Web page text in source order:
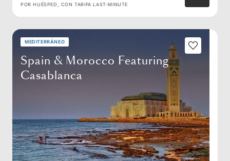
POR HUÉSPED, CON TARIFA LAST-MINUTE
MEDITERRÁNEO
Spain & Morocco Featuring
Casablanca